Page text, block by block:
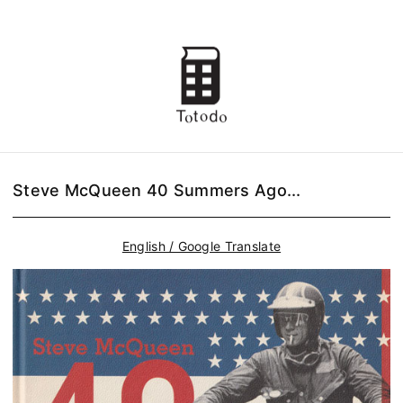
Steve McQueen 40 Summers Ago...
English / Google Translate